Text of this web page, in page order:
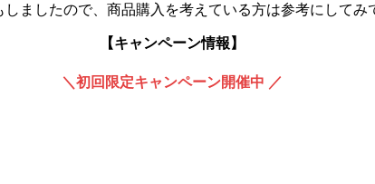
ましたので、商品購入を考えている方は参考にしてみ
【キャンペーン情報】
＼初回限定キャンペーン開催中 ／